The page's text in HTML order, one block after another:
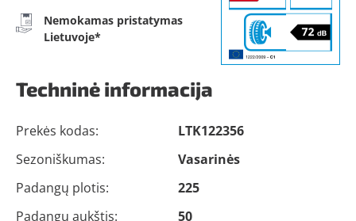
Nemokamas pristatymas
Lietuvoje*
Techninė informacija
Prekės kodas:
LTK122356
Sezoniškumas:
Vasarinės
Padangų plotis:
225
Padangų aukštis:
50